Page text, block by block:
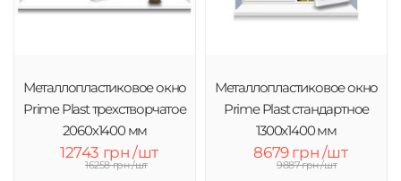
Металлопластиковое окно
Prime Plast трехстворчатое
2060х1400 мм
12743 грн /шт
16258 грн /шт
Металлопластиковое окно
Prime Plast стандартное
1300x1400 мм
8679 грн /шт
9887 грн /шт